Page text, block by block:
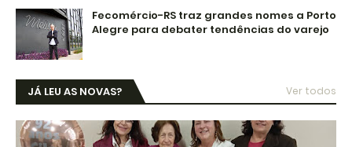
Fecomércio-RS traz grandes nomes a Porto
Alegre para debater tendências do varejo
JÁ LEU AS NOVAS? Ver todos